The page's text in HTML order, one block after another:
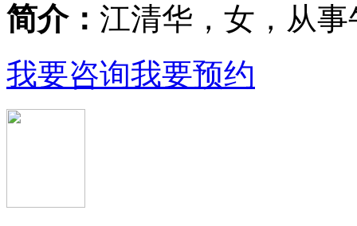
简介： 江清华，女，从事
我要咨询我要预约